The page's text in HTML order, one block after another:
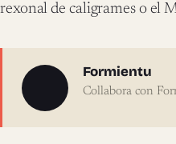
rexonal de caligrames o el
Sobre l'autor
Formientu
Collabora con